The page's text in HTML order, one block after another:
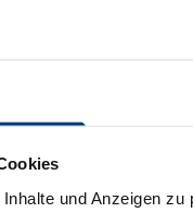
und Anzeigen
Hinweise zu